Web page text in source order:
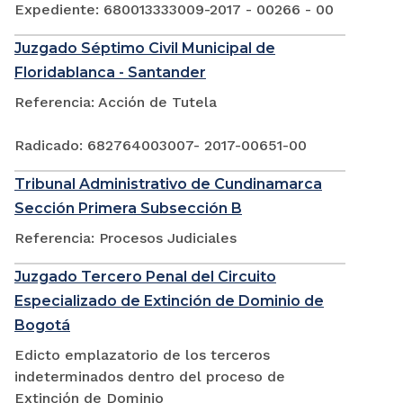
Expediente: 680013333009-2017 - 00266 - 00
Juzgado Séptimo Civil Municipal de
Floridablanca - Santander
Referencia: Acción de Tutela
Radicado: 682764003007- 2017-00651-00
Tribunal Administrativo de Cundinamarca
Sección Primera Subsección B
Referencia: Procesos Judiciales
Juzgado Tercero Penal del Circuito
Especializado de Extinción de Dominio de
Bogotá
Edicto emplazatorio de los terceros
indeterminados dentro del proceso de
Extinción de Dominio